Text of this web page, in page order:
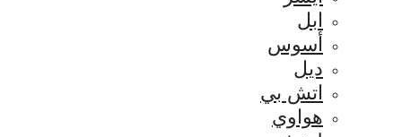
ابل
أسوس
ديل
اتش بي
هواوي